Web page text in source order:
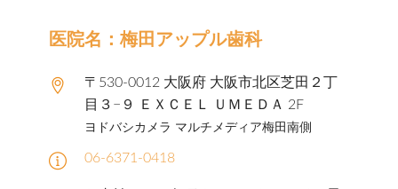
医院名：梅田アップル歯科
〒530-0012 大阪府 大阪市北区芝田２丁
目３−９ ＥＸＣＥＬ ＵＭＥＤＡ 2F
ヨドバシカメラ マルチメディア梅田南側
06-6371-0418